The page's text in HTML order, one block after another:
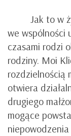
Jak to w
we wspólności
czasami rodzi
rodziny. Moi
rozdzielnością
otwiera
drugiego
mogące